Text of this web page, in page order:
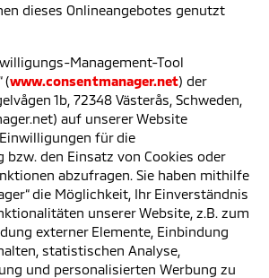
dieses Onlineangebotes genutzt
Management-Tool
(www.consentmanager.net) der
1b, 72348 Västerås, Schweden,
auf unserer Website
für die
bzw. den Einsatz von Cookies oder
abzufragen. Sie haben mithilfe
die Möglichkeit, Ihr Einverständnis
unserer Website, z.B. zum
externer Elemente, Einbindung
statistischen Analyse,
und personalisierten Werbung zu